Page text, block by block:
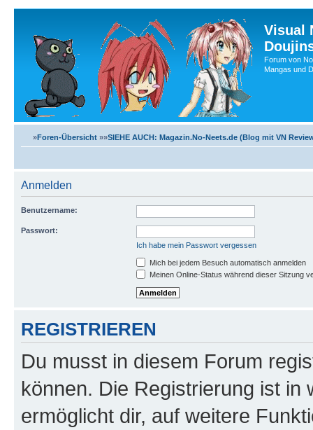
Visual
Forum von
Mangas und
»Foren-Übersicht »»SIEHE AUCH: Magazin.No-Neets.de (Blog mit VN
Anmelden
Benutzername:
Passwort:
Ich habe mein Passwort vergessen
Mich bei jedem Besuch automatisch anmelden
Meinen Online-Status während dieser Sitzung
REGISTRIEREN
Du musst in diesem Forum
können. Die Registrierung ist in
ermöglicht dir, auf weitere